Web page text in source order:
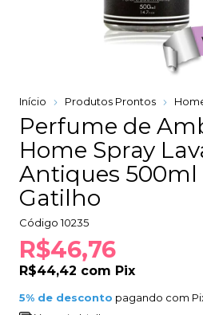
Início Produtos Prontos
Perfume de
Home Spray
Antiques 500ml
Gatilho
Código 10235
R$46,76
R$44,42 com Pix
5% de desconto pagando com